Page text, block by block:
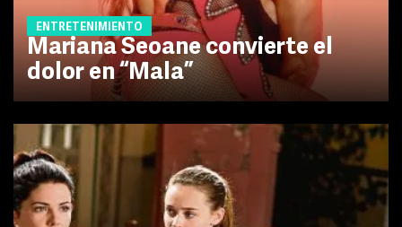
ENTRETENIMIENTO
Mariana Seoane convierte el
dolor en “Mala”